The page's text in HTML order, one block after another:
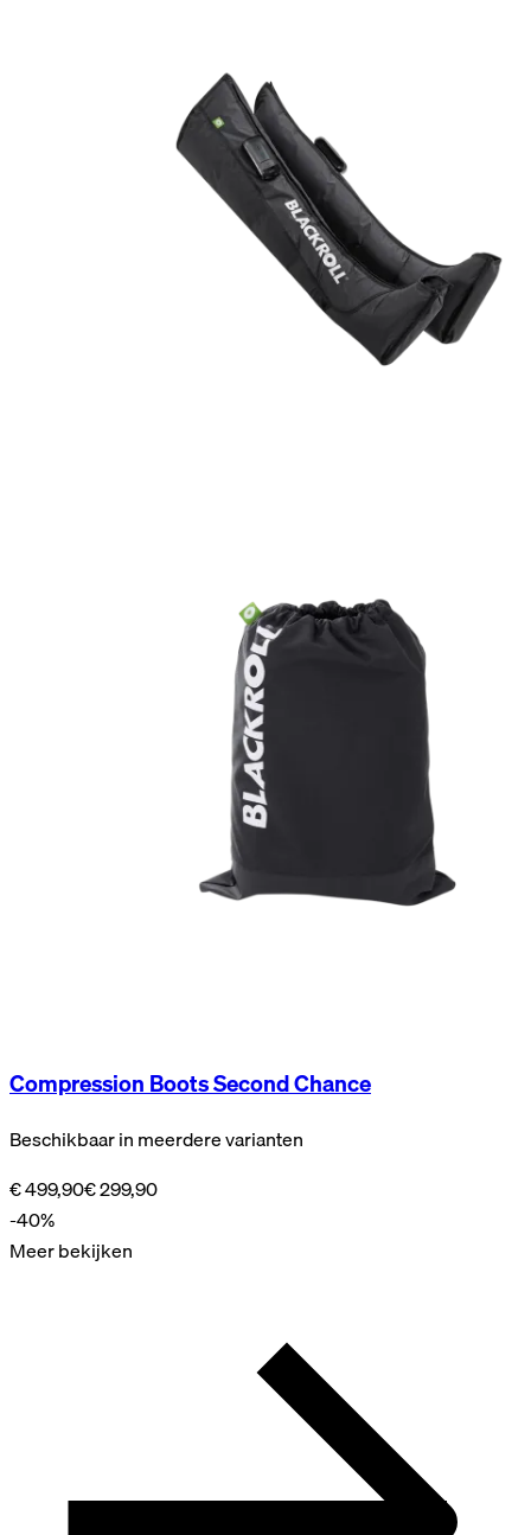
Compression Boots Second Chance
Beschikbaar in meerdere varianten
€ 499,90€ 299,90
-40%
Meer bekijken